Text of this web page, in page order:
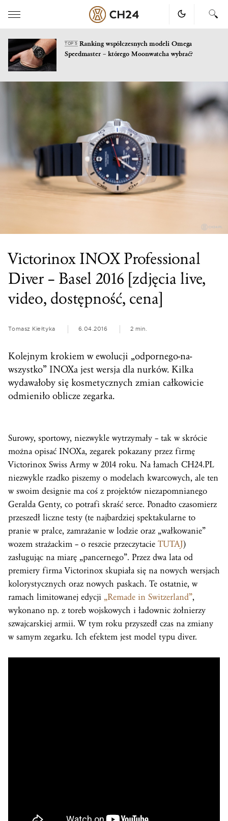
TOP 5Ranking współczesnych modeli Omega
Speedmaster – którego Moonwatcha wybrać?
Victorinox INOX Professional
Diver – Basel 2016 [zdjęcia live,
video, dostępność, cena]
Tomasz Kiełtyka 6.04.2016 2 min.
Kolejnym krokiem w ewolucji „odpornego-na-
wszystko” INOXa jest wersja dla nurków. Kilka
wydawałoby się kosmetycznych zmian całkowicie
odmieniło oblicze zegarka.
Surowy, sportowy, niezwykle wytrzymały – tak w skrócie
można opisać INOXa, zegarek pokazany przez firmę
Victorinox Swiss Army w 2014 roku. Na łamach CH24.PL
niezwykle rzadko piszemy o modelach kwarcowych, ale ten
w swoim designie ma coś z projektów niezapomnianego
Geralda Genty, co potrafi skraść serce. Ponadto czasomierz
przeszedł liczne testy (te najbardziej spektakularne to
pranie w pralce, zamrażanie w lodzie oraz „wałkowanie”
wozem strażackim – o reszcie przeczytacie TUTAJ)
zasługując na miarę „pancernego”. Przez dwa lata od
premiery firma Victorinox skupiała się na nowych wersjach
kolorystycznych oraz nowych paskach. Te ostatnie, w
ramach limitowanej edycji „Remade in Switzerland”,
wykonano np. z toreb wojskowych i ładownic żołnierzy
szwajcarskiej armii. W tym roku przyszedł czas na zmiany
w samym zegarku. Ich efektem jest model typu diver.